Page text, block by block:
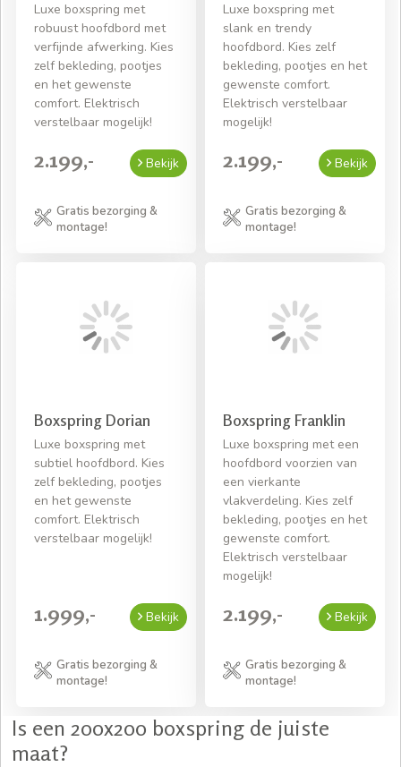
Luxe boxspring met
robuust hoofdbord met
verfijnde afwerking. Kies
zelf bekleding, pootjes
en het gewenste
comfort. Elektrisch
verstelbaar mogelijk!
2.199,- Bekijk
Gratis bezorging &
montage!
Luxe boxspring met
slank en trendy
hoofdbord. Kies zelf
bekleding, pootjes en het
gewenste comfort.
Elektrisch verstelbaar
mogelijk!
2.199,- Bekijk
Gratis bezorging &
montage!
Boxspring Dorian
Luxe boxspring met
subtiel hoofdbord. Kies
zelf bekleding, pootjes
en het gewenste
comfort. Elektrisch
verstelbaar mogelijk!
1.999,- Bekijk
Gratis bezorging &
montage!
Boxspring Franklin
Luxe boxspring met een
hoofdbord voorzien van
een vierkante
vlakverdeling. Kies zelf
bekleding, pootjes en het
gewenste comfort.
Elektrisch verstelbaar
mogelijk!
2.199,- Bekijk
Gratis bezorging &
montage!
Is een 200x200 boxspring de juiste
maat?